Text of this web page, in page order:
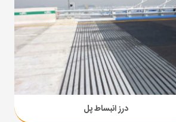
درز انبساط پل